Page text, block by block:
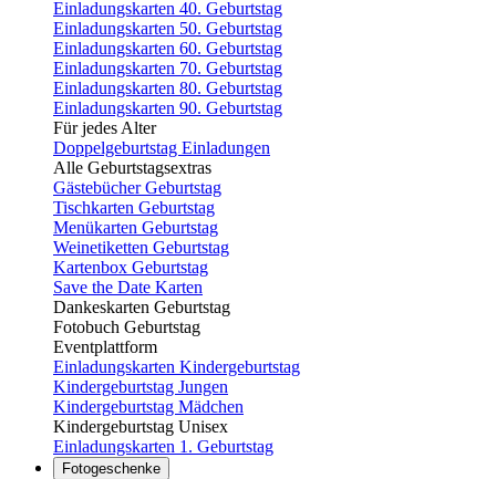
Einladungskarten 40. Geburtstag
Einladungskarten 50. Geburtstag
Einladungskarten 60. Geburtstag
Einladungskarten 70. Geburtstag
Einladungskarten 80. Geburtstag
Einladungskarten 90. Geburtstag
Für jedes Alter
Doppelgeburtstag Einladungen
Alle Geburtstagsextras
Gästebücher Geburtstag
Tischkarten Geburtstag
Menükarten Geburtstag
Weinetiketten Geburtstag
Kartenbox Geburtstag
Save the Date Karten
Dankeskarten Geburtstag
Fotobuch Geburtstag
Eventplattform
Einladungskarten Kindergeburtstag
Kindergeburtstag Jungen
Kindergeburtstag Mädchen
Kindergeburtstag Unisex
Einladungskarten 1. Geburtstag
Fotogeschenke